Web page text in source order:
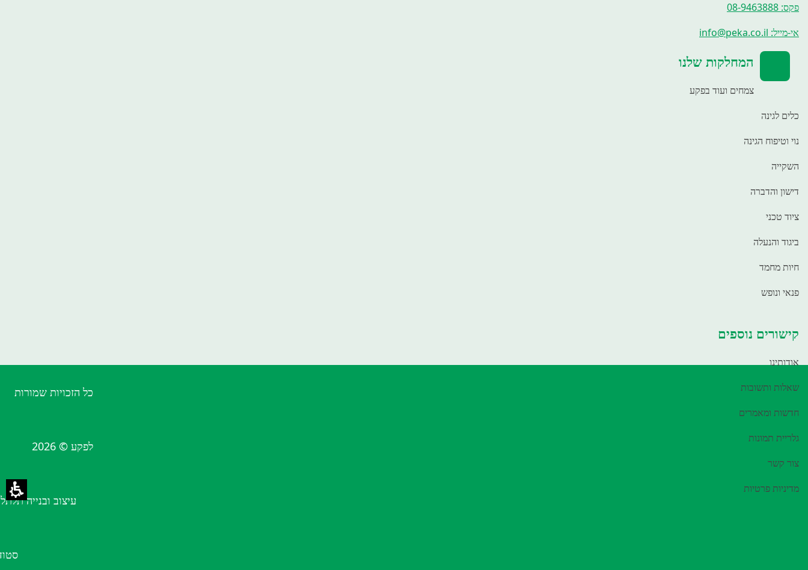
פקס: 08-9463888
אי-מייל: info@peka.co.il
המחלקות שלנו
צמחים ועוד בפקע
כלים לגינה
נוי וטיפוח הגינה
השקייה
דישון והדברה
ציוד טכני
ביגוד והנעלה
חיות מחמד
פנאי ונופש
קישורים נוספים
אודותינו
שאלות ותשובות
חדשות ומאמרים
גלריית תמונות
צור קשר
מדיניות פרטיות
כל הזכויות שמורות
לפקע © 2026
עיצוב ובנייה